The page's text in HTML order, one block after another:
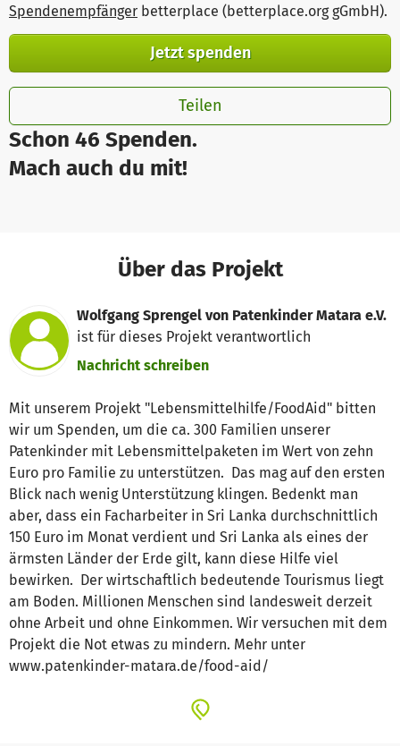
Schon 46 Spenden.
Mach auch du mit!
Spendenempfänger betterplace (betterplace.org gGmbH).
Jetzt spenden
Teilen
Über das Projekt
Wolfgang Sprengel von Patenkinder Matara e.V.
ist für dieses Projekt verantwortlich
Nachricht schreiben
Mit unserem Projekt "Lebensmittelhilfe/FoodAid" bitten
wir um Spenden, um die ca. 300 Familien unserer
Patenkinder mit Lebensmittelpaketen im Wert von zehn
Euro pro Familie zu unterstützen. Das mag auf den ersten
Blick nach wenig Unterstützung klingen. Bedenkt man
aber, dass ein Facharbeiter in Sri Lanka durchschnittlich
150 Euro im Monat verdient und Sri Lanka als eines der
ärmsten Länder der Erde gilt, kann diese Hilfe viel
bewirken. Der wirtschaftlich bedeutende Tourismus liegt
am Boden. Millionen Menschen sind landesweit derzeit
ohne Arbeit und ohne Einkommen. Wir versuchen mit dem
Projekt die Not etwas zu mindern. Mehr unter
www.patenkinder-matara.de/food-aid/